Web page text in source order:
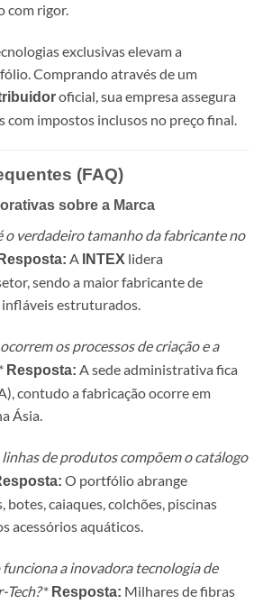
com rigor.
exclusivas elevam a
Comprando através de um
oficial, sua empresa assegura
com impostos inclusos no preço final.
(FAQ)
sobre a Marca
o verdadeiro tamanho da fabricante no
Resposta: A INTEX lidera
sendo a maior fabricante de
infláveis estruturados.
os processos de criação e a
Resposta: A sede administrativa fica
contudo a fabricação ocorre em
Ásia.
linhas de produtos compõem o catálogo
O portfólio abrange
botes, caiaques, colchões, piscinas
acessórios aquáticos.
funciona a inovadora tecnologia de
Tech?* Resposta: Milhares de fibras